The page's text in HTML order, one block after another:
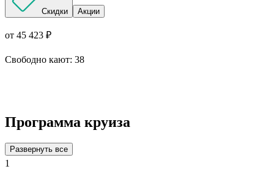
Скидки Акции
от 45 423 ₽
Свободно кают: 38
Программа круиза
Развернуть все
1